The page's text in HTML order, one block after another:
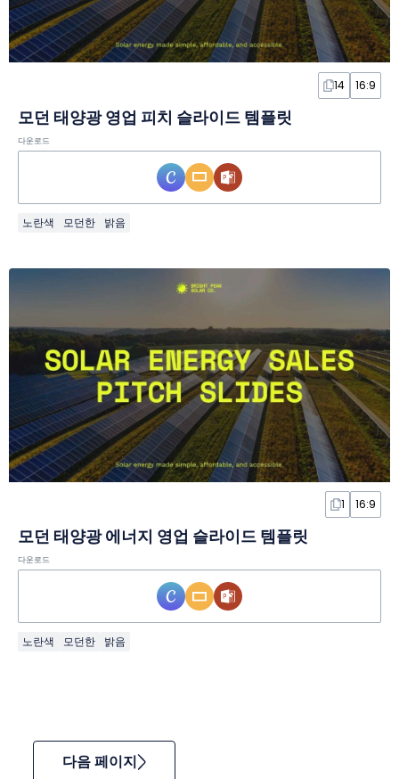
14 16:9
모던 태양광 영업 피치 슬라이드 템플릿
다운로드
노란색 모던한 밝음
1 16:9
모던 태양광 에너지 영업 슬라이드 템플릿
다운로드
노란색 모던한 밝음
다음 페이지